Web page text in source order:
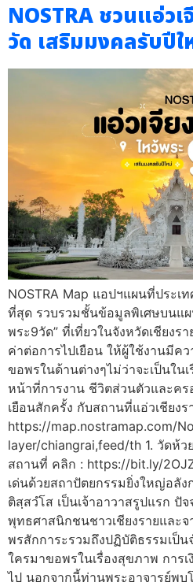
NOSTRA ชวนแอ่วเ
วัด เสริมมงคลรับปีใ
NOSTRA Map แอปฯแผนที่ประเ
ที่สุด รวบรวมชั้นข้อมูลพิเศษบนแผ
พระ9วัด” ที่เที่ยวในจังหวัดเชียง
ค่าต่อการไปเยือน ให้ผู้ใช้งานมีค
ขอพรในด้านต่างๆไม่ว่าจะเป็นใน
หน้าที่การงาน ชีวิตส่วนตัวและค
เยือนสักครั้ง กับสถานที่แอ่วเชียง
https://map.nostramap.com/
layer/chiangrai,feed/th 1. วัดห้
สถานที่ คลิก : https://bit.ly/
เด่นด้วยสถาปัตยกรรมยิ่งใหญ่อลั
ติสฺสวํโส เป็นเจ้าอาวาสรูปแรก ปั
พุทธศาสนิกชนชาวเชียงรายและ
พรสักการะรวมถึงปฏิบัติธรรมเป็
ใครมาขอพรในเรื่องสุขภาพ การ
ไป นอกจากนี้ท่านพระอาจารย์พบ